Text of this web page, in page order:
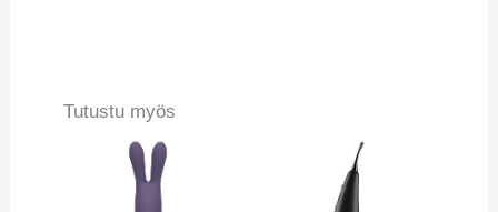
Tutustu myös